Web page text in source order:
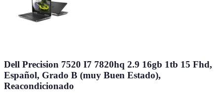
Dell Precision 7520 I7 7820hq 2.9 16gb 1tb 15 Fhd,
Español, Grado B (muy Buen Estado),
Reacondicionado